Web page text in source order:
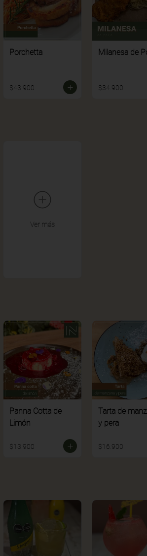
Porchetta
$43.900
Milanesa de
$34.900
Ver más
Panna Cotta de
Limón
$13.900
Tarta de
y pera
$16.900